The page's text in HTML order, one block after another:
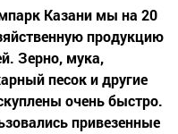
Казани мы на 20
продукцию
Зерно, мука,
песок и другие
очень быстро.
привезенные